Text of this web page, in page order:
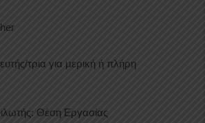
τρια για μερική ή πλήρη
Θέση Εργασίας